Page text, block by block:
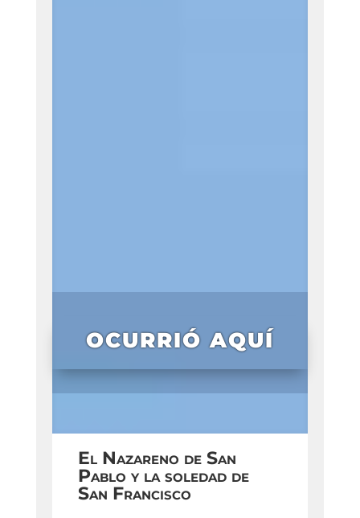
OCURRIÓ AQUÍ
El Nazareno de San
Pablo y la soledad de
San Francisco